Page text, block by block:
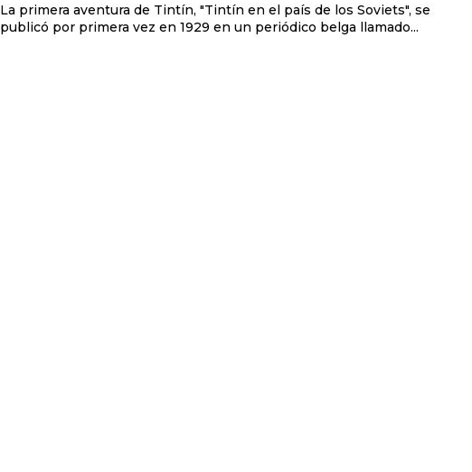
La primera aventura de Tintín, "Tintín en el país de los Soviets", se
publicó por primera vez en 1929 en un periódico belga llamado...